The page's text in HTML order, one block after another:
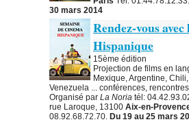
30 mars 2014
Rendez-vous
Hispanique
15ème édition
Projection de films en
Mexique, Argentine,
Venezuela ... conférences,
Organisé par La Noria tél:
rue Laroque, 13100 Aix-en-
08.92.68.72.70. Du 19 au 25 mars